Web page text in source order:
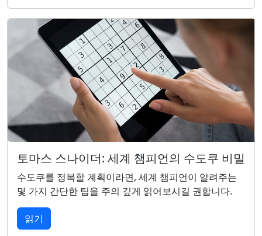
토마스 스나이더: 세계 챔피언의 수도쿠 비밀
수도쿠를 정복할 계획이라면, 세계 챔피언이 알려주는
몇 가지 간단한 팁을 주의 깊게 읽어보시길 권합니다.
읽기